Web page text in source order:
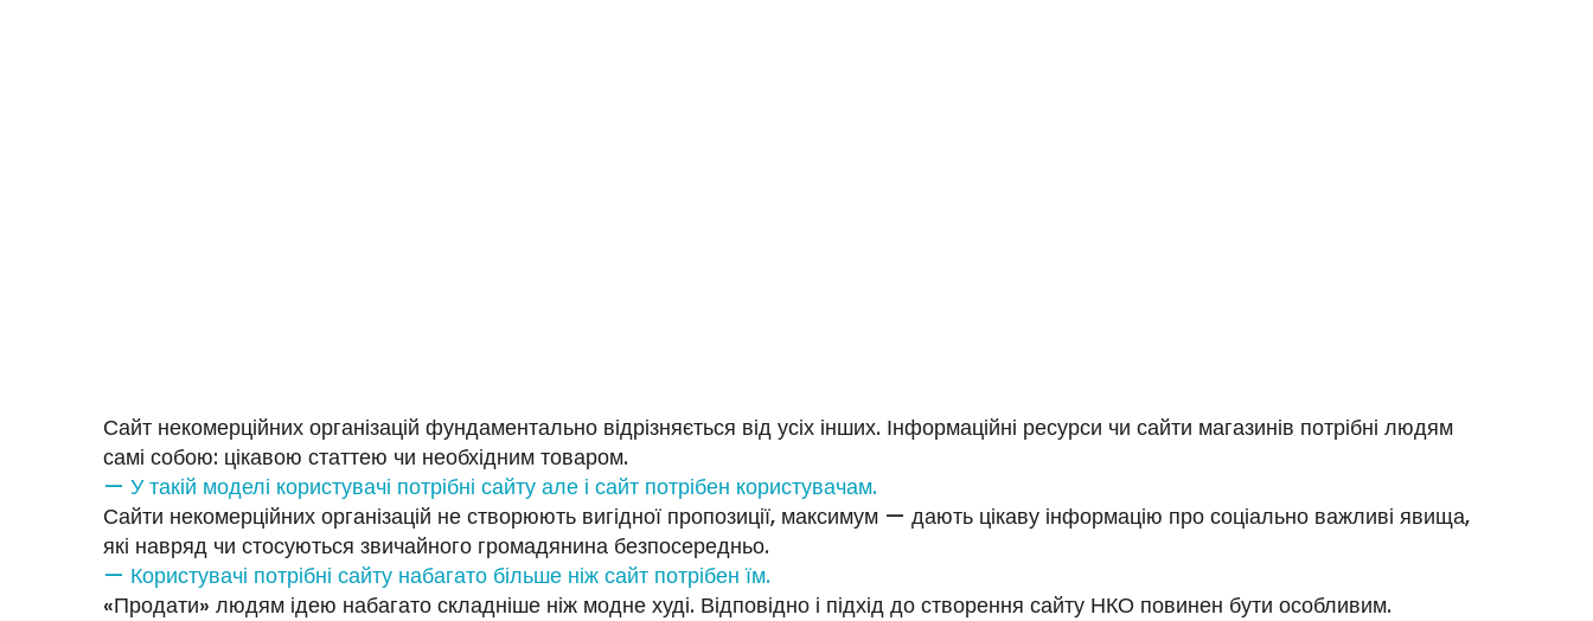
Сайт некомерційних організацій фундаментально відрізняється від усіх інших. Інформаційні ресурси чи сайти магазинів потрібні людям
самі собою: цікавою статтею чи необхідним товаром.
— У такій моделі користувачі потрібні сайту але і сайт потрібен користувачам.
Сайти некомерційних організацій не створюють вигідної пропозиції, максимум — дають цікаву інформацію про соціально важливі явища,
які навряд чи стосуються звичайного громадянина безпосередньо.
— Користувачі потрібні сайту набагато більше ніж сайт потрібен їм.
«Продати» людям ідею набагато складніше ніж модне худі. Відповідно і підхід до створення сайту НКО повинен бути особливим.